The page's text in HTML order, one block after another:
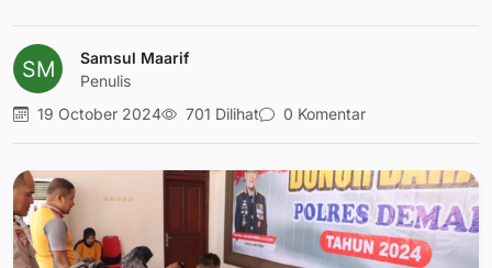
Samsul Maarif
Penulis
19 October 2024
701 Dilihat 0 Komentar